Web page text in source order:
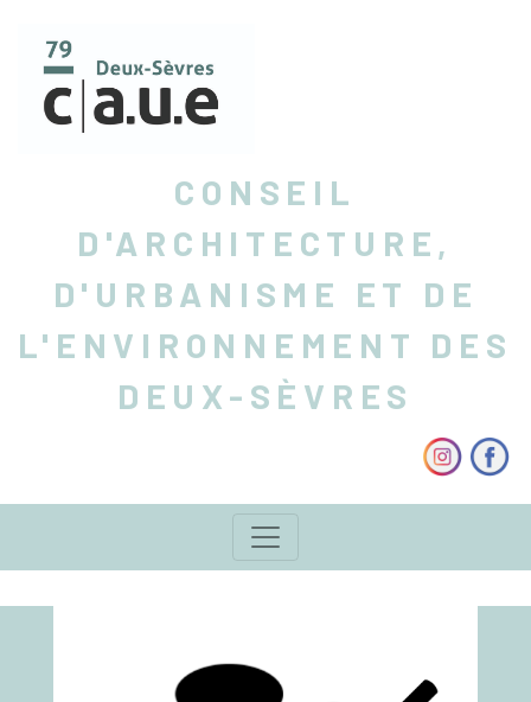
CONSEIL
D'ARCHITECTURE,
D'URBANISME ET DE
L'ENVIRONNEMENT DES
DEUX-SÈVRES